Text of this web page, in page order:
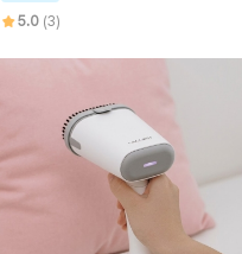
5.0 (3)